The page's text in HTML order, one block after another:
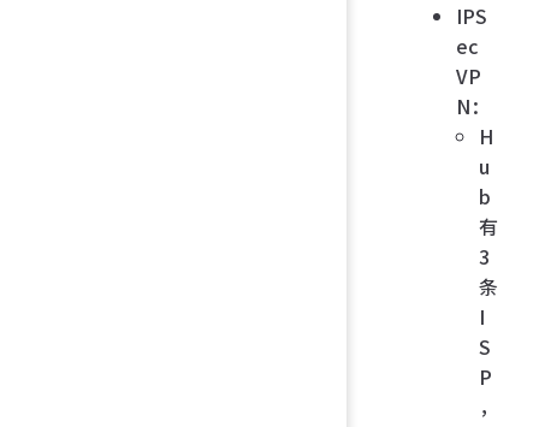
IPS
ec
VP
N：
H
u
b
有
3
条
I
S
P
，